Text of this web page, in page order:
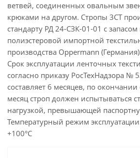
ветвей, соединенных овальным
крюками на другом. Стропы 3СТ
стандарту РД 24-СЗК-01-01 с
полиэстеровой импортной
производства Oppermann
Срок эксплуатации ленточных
согласно приказу РосТехНадзора №
составляет 6 месяцев, по
месяц строп должен испытываться
нагрузкой, превышающей
Температурный режим
+100°С